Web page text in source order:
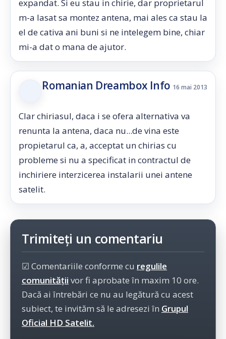
expandat. Si eu stau in chirie, dar proprietarul
m-a lasat sa montez antena, mai ales ca stau la
el de cativa ani buni si ne intelegem bine, chiar
mi-a dat o mana de ajutor.
Romanian Dreambox Info 16 mai 2013
Clar chiriasul, daca i se ofera alternativa va
renunta la antena, daca nu...de vina este
propietarul ca, a, acceptat un chirias cu
probleme si nu a specificat in contractul de
inchiriere interzicerea instalarii unei antene
satelit.
Trimiteți un comentariu
☑ Comentariile conforme cu regulile
comunității vor fi aprobate în maxim 10 ore.
Dacă ai întrebări ce nu au legătură cu acest
subiect, te invităm să le adresezi în Grupul
Oficial HD Satelit.